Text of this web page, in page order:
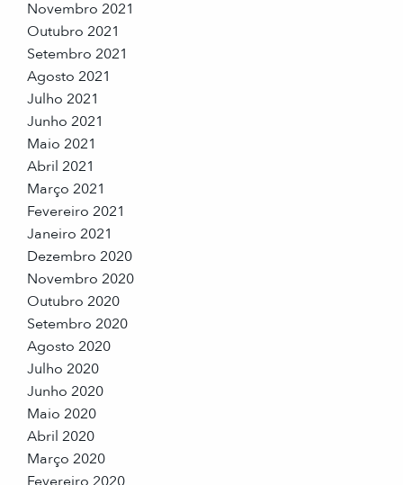
Novembro 2021
Outubro 2021
Setembro 2021
Agosto 2021
Julho 2021
Junho 2021
Maio 2021
Abril 2021
Março 2021
Fevereiro 2021
Janeiro 2021
Dezembro 2020
Novembro 2020
Outubro 2020
Setembro 2020
Agosto 2020
Julho 2020
Junho 2020
Maio 2020
Abril 2020
Março 2020